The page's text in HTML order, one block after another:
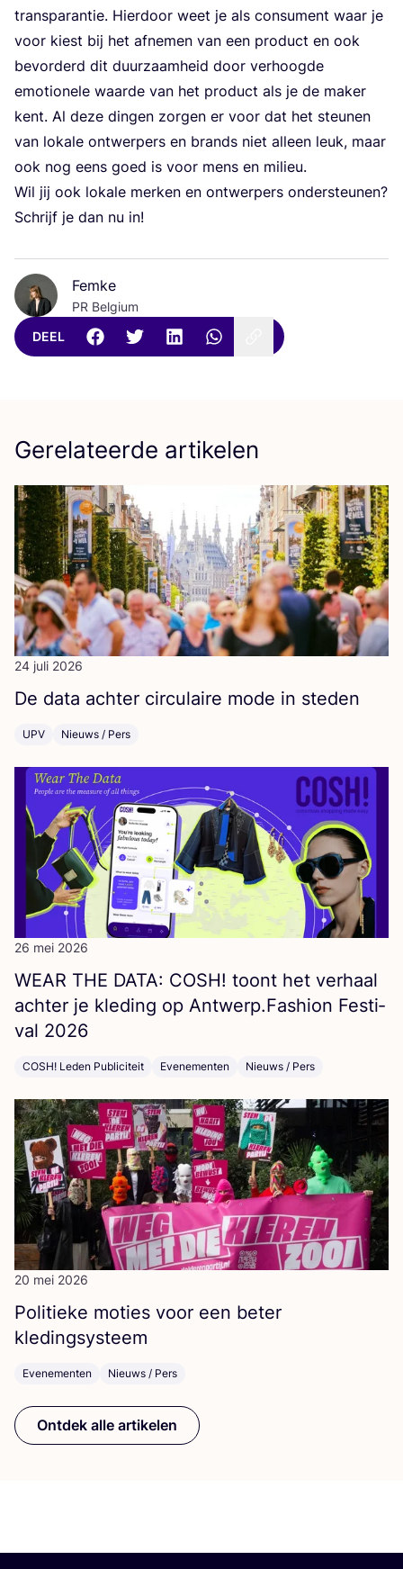
trans­pa­ran­tie. Hier­door weet je als con­su­ment waar je
voor kiest bij het afne­men van een pro­duct en ook
bevor­derd dit duur­zaam­heid door ver­hoog­de
emo­ti­o­ne­le waar­de van het pro­duct als je de maker
kent. Al deze din­gen zor­gen er voor dat het steu­nen
van loka­le ont­wer­pers en brands niet alleen leuk, maar
ook nog eens goed is voor mens en milieu.
Wil jij ook loka­le mer­ken en ont­wer­pers onder­steu­nen?
Schrijf je dan nu in!
Femke
PR Belgium
DEEL
Gerelateerde artikelen
24 juli 2026
De data ach­ter cir­cu­lai­re mode in steden
UPV Nieuws / Pers
26 mei 2026
WEAR THE DATA: COSH! toont het ver­haal
ach­ter je kle­ding op Antwerp.Fashion Fes­ti­
val 2026
COSH! Leden Publiciteit Evenementen Nieuws / Pers
20 mei 2026
Poli­tie­ke moties voor een beter
kledingsysteem
Evenementen Nieuws / Pers
Ontdek alle artikelen